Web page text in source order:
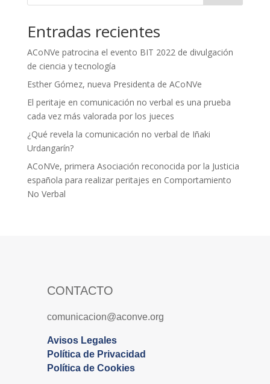
Entradas recientes
ACoNVe patrocina el evento BIT 2022 de divulgación
de ciencia y tecnología
Esther Gómez, nueva Presidenta de ACoNVe
El peritaje en comunicación no verbal es una prueba
cada vez más valorada por los jueces
¿Qué revela la comunicación no verbal de Iñaki
Urdangarín?
ACoNVe, primera Asociación reconocida por la Justicia
española para realizar peritajes en Comportamiento
No Verbal
CONTACTO
comunicacion@aconve.org
Avisos Legales
Política de Privacidad
Política de Cookies